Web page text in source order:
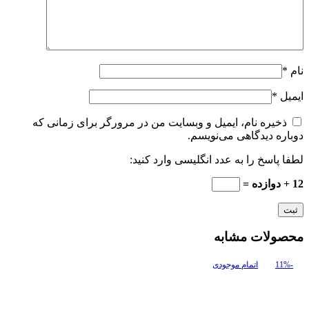
نام *
ایمیل *
ذخیره نام، ایمیل و وبسایت من در مرورگر برای زمانی که
دوباره دیدگاهی می‌نویسم.
لطفا پاسخ را به عدد انگلیسی وارد کنید:
12 + دوازده =
محصولات مشابه
-11% اتمام موجودی